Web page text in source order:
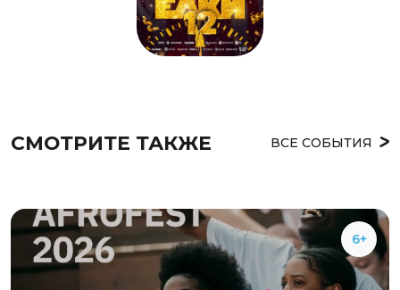
СМОТРИТЕ ТАКЖЕ ВСЕ СОБЫТИЯ
6+